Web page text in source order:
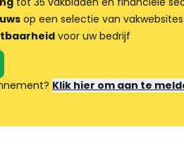
op een selectie van vakwebsites
voor uw bedrijf
Klik hier om aan te